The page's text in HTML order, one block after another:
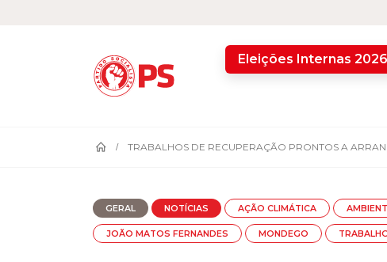
Eleições Internas 2026
TRABALHOS DE RECUPERAÇÃO PRONTOS A
GERAL NOTÍCIAS AÇÃO CLIMÁTICA
JOÃO MATOS FERNANDES MONDEGO